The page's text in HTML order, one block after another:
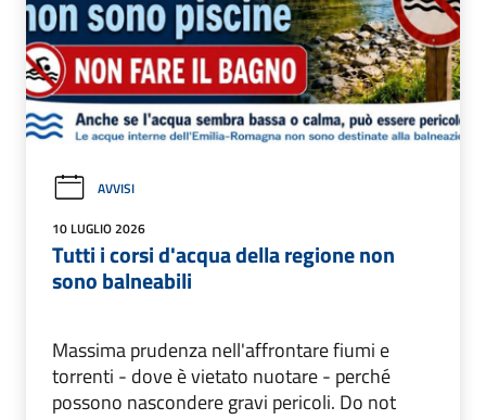
AVVISI
10 LUGLIO 2026
Tutti i corsi d'acqua della regione non
sono balneabili
Massima prudenza nell'affrontare fiumi e
torrenti - dove è vietato nuotare - perché
possono nascondere gravi pericoli. Do not